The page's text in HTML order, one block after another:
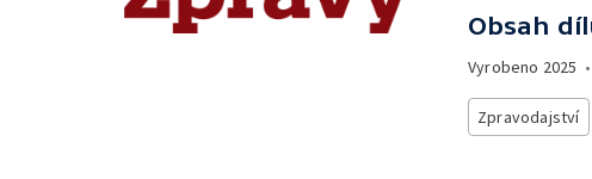
Obsah
Vyrobeno 2025 •
Zpravodajství